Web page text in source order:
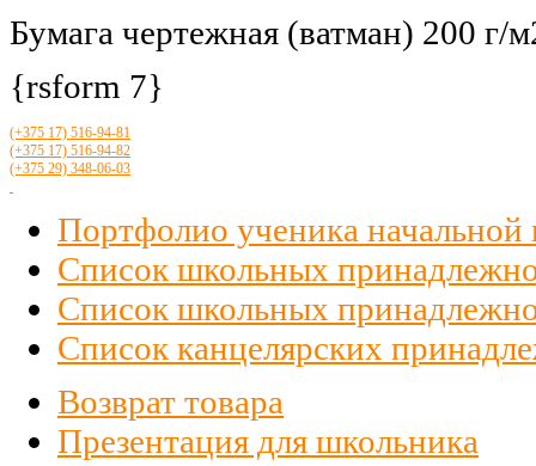
Бумага чертежная (ватман) 200
{rsform 7}
(+375 17) 516-94-81
(+375 17) 516-94-82
(+375 29) 348-06-03
Портфолио ученика
Список школьных
Список школьных
Список канцелярских
Возврат товара
Презентация для школьника